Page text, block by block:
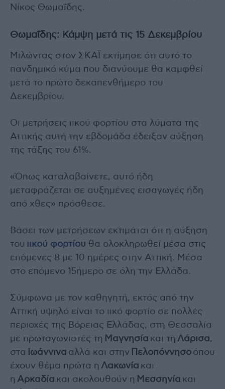
Νίκος Θωμαΐδης.
Θωμαΐδης: Κάμψη μετά τις 15 Δεκεμβρίου
Μιλώντας στον ΣΚΑΪ εκτίμησε ότι αυτό το
πανδημικό κύμα που διανύουμε θα καμφθεί
μετά το πρώτο δεκαπενθήμερο του
Δεκεμβρίου.
Οι μετρήσεις ιικού φορτίου στα λύματα της
Αττικής αυτή την εβδομάδα έδειξαν αύξηση
της τάξης του 61%.
«Όπως καταλαβαίνετε, αυτό ήδη
μεταφράζεται σε αυξημένες εισαγωγές ήδη
από χθες» πρόσθεσε.
Βάσει των μετρήσεων εκτιμάται ότι η αύξηση
του ιικού φορτίου θα ολοκληρωθεί μέσα στις
επόμενες 8 με 10 ημέρες στην Αττική. Μέσα
στο επόμενο 15ήμερο σε όλη την Ελλάδα.
Σύμφωνα με τον καθηγητή, εκτός από την
Αττική υψηλό είναι το ιικό φορτίο σε πολλές
περιοχές της Βόρειας Ελλάδας, στη Θεσσαλία
με πρωταγωνιστές τη Μαγνησία και τη Λάρισα,
στα
Ιωάννινα αλλά και στην Πελοπόννησο όπου
έχουν θέμα πρώτα η Λακωνία και
η Αρκαδία και ακολουθούν η Μεσσηνία και